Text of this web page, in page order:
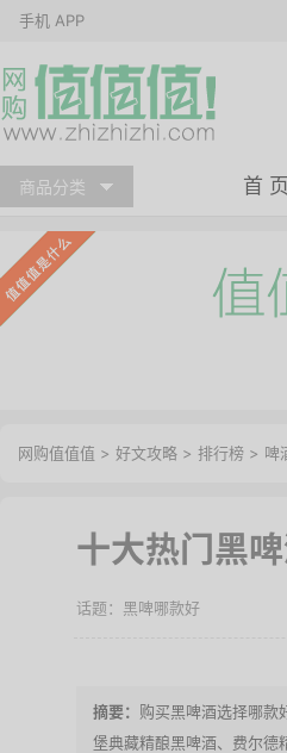
手机 APP
商品分类 首 页
网购值值值 > 好文攻略 > 排行榜 > 啤
十大热门黑
黑啤哪款好
购买黑啤酒选择哪款
堡典藏精酿黑啤酒、费尔德